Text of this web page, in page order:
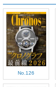
No.126